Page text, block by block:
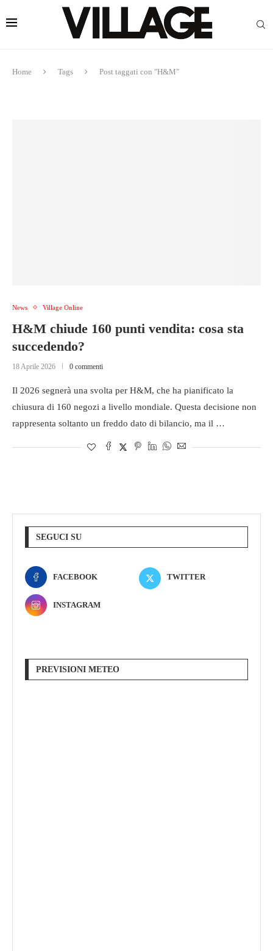
Home Tags Post taggati con "H&M"
News Village Online
H&M chiude 160 punti vendita: cosa sta
succedendo?
18 Aprile 2026 0 commenti
Il 2026 segnerà una svolta per H&M, che ha pianificato la
chiusura di 160 negozi a livello mondiale. Questa decisione non
rappresenta soltanto un freddo dato di bilancio, ma il …
SEGUCI SU
FACEBOOK TWITTER
INSTAGRAM
PREVISIONI METEO